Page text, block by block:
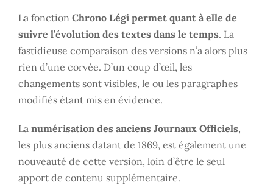
La fonction Chrono Légi permet quant à elle de
suivre l’évolution des textes dans le temps. La
fastidieuse comparaison des versions n’a alors plus
rien d’une corvée. D’un coup d’œil, les
changements sont visibles, le ou les paragraphes
modifiés étant mis en évidence.
La numérisation des anciens Journaux Officiels,
les plus anciens datant de 1869, est également une
nouveauté de cette version, loin d’être le seul
apport de contenu supplémentaire.